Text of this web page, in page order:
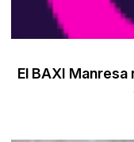
El BAXI